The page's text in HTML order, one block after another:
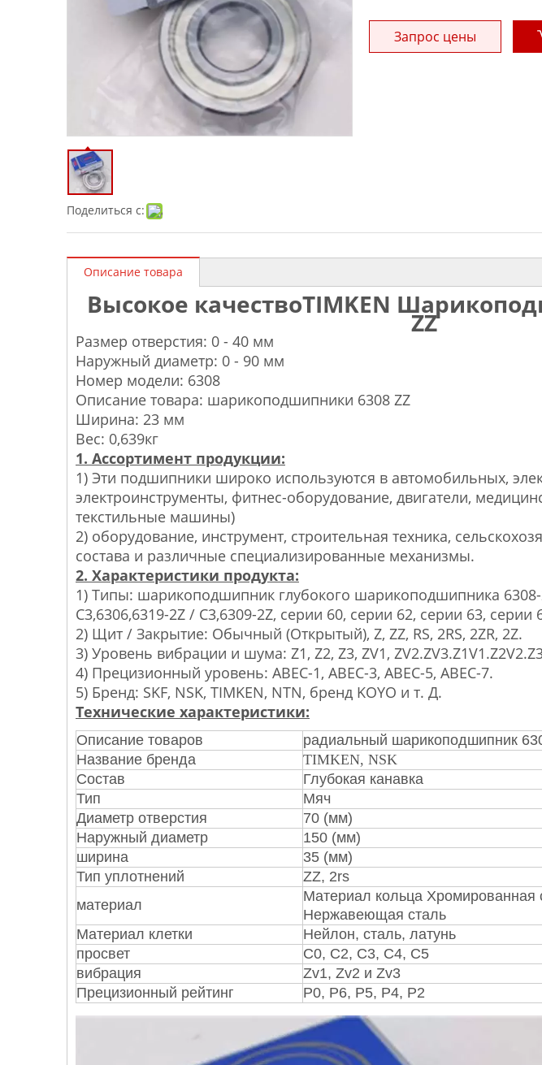
Поделиться с:
Запрос цены
Описание товара
Высокое качествоTIMKEN
ZZ
Размер отверстия: 0 - 40 мм
Наружный диаметр: 0 - 90 мм
Номер модели: 6308
Описание товара: шарикоподшипники 6308 ZZ
Ширина: 23 мм
Вес: 0,639кг
1. Ассортимент продукции:
1) Эти подшипники широко используются в автомобильных,
электроинструменты, фитнес-оборудование, двигатели,
текстильные машины)
2) оборудование, инструмент, строительная техника,
состава и различные специализированные механизмы.
2. Характеристики продукта:
1) Типы: шарикоподшипник глубокого шарикоподшипника 6308-
C3,6306,6319-2Z / C3,6309-2Z, серии 60, серии 62, серии 63, серии
2) Щит / Закрытие: Обычный (Открытый), Z, ZZ, RS, 2RS, 2ZR, 2Z.
3) Уровень вибрации и шума: Z1, Z2, Z3, ZV1,
4) Прецизионный уровень: ABEC-1, ABEC-3, ABEC-5, ABEC-7.
5) Бренд: SKF, NSK, TIMKEN, NTN, бренд KOYO и т. Д.
Технические характеристики:
Описание товаров
радиальный шарикоподшипник
Название бренда
TIMKEN, NSK
Состав
Глубокая канавка
Тип
Мяч
Диаметр отверстия
70 (мм)
Наружный диаметр
150 (мм)
ширина
35 (мм)
Тип уплотнений
ZZ, 2rs
материал
Материал кольца Хромированная
Нержавеющая сталь
Материал клетки
Нейлон, сталь, латунь
просвет
С0, С2, С3, С4, С5
вибрация
Zv1, Zv2 и Zv3
Прецизионный рейтинг
Р0, Р6, Р5, Р4, Р2